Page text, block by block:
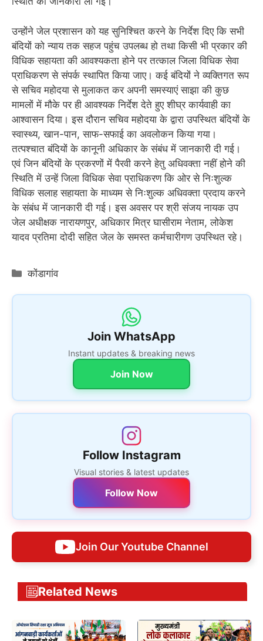
उन्होंने जेल प्रशासन को यह सुनिश्चित करने के निर्देश दिए कि सभी
बंदियों को न्याय तक सहज पहुंच उपलब्ध हो तथा किसी भी प्रकार की
विधिक सहायता की आवश्यकता होने पर तत्काल जिला विधिक सेवा
प्राधिकरण से संपर्क स्थापित किया जाए। कई बंदियों ने व्यक्तिगत रूप
से सचिव महोदया से मुलाकत कर अपनी समस्याएं साझा की कुछ
मामलों में मौके पर ही आवश्यक निर्देश देते हुए शीघ्र कार्यवाही का
आश्वासन दिया। इस दौरान सचिव महोदया के द्वारा उपस्थित बंदियों के
स्वास्थ्य, खान-पान, साफ-सफाई का अवलोकन किया गया।
तत्पश्चात बंदियों के कानूनी अधिकार के संबंध में जानकारी दी गई।
एवं जिन बंदियों के प्रकरणों में पैरवी करने हेतु अधिवक्ता नहीं होने की
स्थिति में उन्हें जिला विधिक सेवा प्राधिकरण कि ओर से निःशुल्क
विधिक सलाह सहायता के माध्यम से निःशुल्क अधिवक्ता प्रदाय करने
के संबंध में जानकारी दी गई। इस अवसर पर श्री संजय नायक उप
जेल अधीक्षक नारायणपुर, अधिकार मित्र घासीराम नेताम, लोकेश
यादव प्रतिमा दोदी सहित जेल के समस्त कर्मचारीगण उपस्थित रहे।
Categories
कोंडागांव
Join WhatsApp
Instant updates & breaking news
Join Now
Follow Instagram
Visual stories & latest updates
Follow Now
Join Our Youtube Channel
Related News